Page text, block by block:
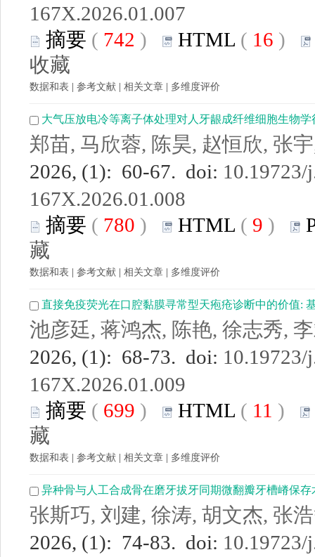
167X.2026.01.007
摘要 ( 742 ) HTML ( 16 )
收藏
数据和表 参考文献 相关文章 多维度评价
大气压放电冷等离子体处理对人牙龈成纤维细胞生物学
郑苗, 马欣蓉, 陈昊, 赵恒欣, 张
2026, (1): 60-67. doi: 10.19723/
167X.2026.01.008
摘要 ( 780 ) HTML ( 9 )
藏
数据和表 参考文献 相关文章 多维度评价
直接免疫荧光在口腔黏膜寻常型天疱疮诊断中的价值:
池彦廷, 蒋鸿杰, 陈艳, 徐志秀,
2026, (1): 68-73. doi: 10.19723/
167X.2026.01.009
摘要 ( 699 ) HTML ( 11 )
藏
数据和表 参考文献 相关文章 多维度评价
异种骨与人工合成骨在磨牙拔牙同期微翻瓣牙槽嵴保
张斯巧, 刘建, 徐涛, 胡文杰, 张
2026, (1): 74-83. doi: 10.19723/